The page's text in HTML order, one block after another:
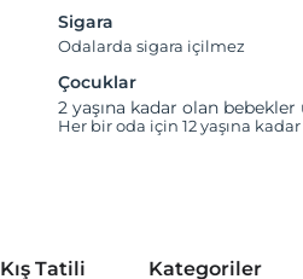
Sigara
Odalarda sigara içilmez
Çocuklar
2 yaşına kadar olan
Her bir oda için 12 yaşına
Kış Tatili Kategoriler